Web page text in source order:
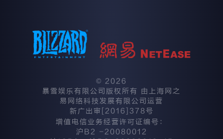
© 2026
暴雪娱乐有限公司版权所有 由上海网之
易网络科技发展有限公司运营
新广出审[2016]378号
增值电信业务经营许可证编号：
沪B2 -20080012